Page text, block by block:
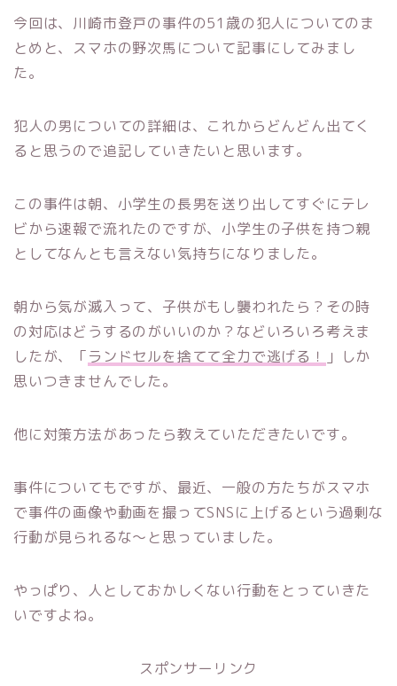
今回は、川崎市登戸の事件の51歳の犯人についてのま
とめと、スマホの野次馬について記事にしてみまし
た。
犯人の男についての詳細は、これからどんどん出てく
ると思うので追記していきたいと思います。
この事件は朝、小学生の長男を送り出してすぐにテレ
ビから速報で流れたのですが、小学生の子供を持つ親
としてなんとも言えない気持ちになりました。
朝から気が滅入って、子供がもし襲われたら？その時
の対応はどうするのがいいのか？などいろいろ考えま
したが、「ランドセルを捨てて全力で逃げる！
」しか
思いつきませんでした。
他に対策方法があったら教えていただきたいです。
事件についてもですが、最近、一般の方たちがスマホ
で事件の画像や動画を撮ってSNSに上げるという過剰な
行動が見られるな～と思っていました。
やっぱり、人としておかしくない行動をとっていきた
いですよね。
スポンサーリンク